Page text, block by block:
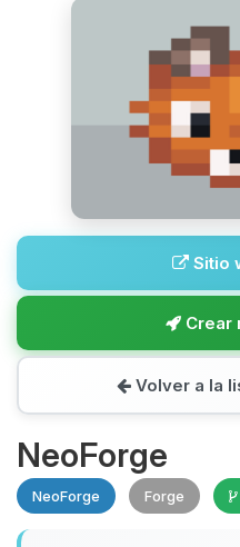
Sitio
Crear
Volver a la
NeoForge
NeoForge Forge